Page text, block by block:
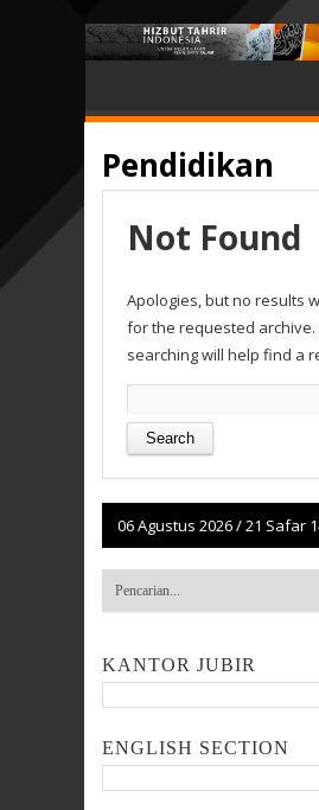
Pendidikan
Not Found
Apologies, but no results
for the requested archive.
searching will help find a
for:
06 Agustus 2026/21 Safar
KANTOR JUBIR
ENGLISH SECTION